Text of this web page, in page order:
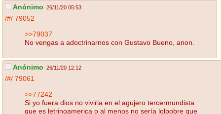
Anónimo 26/11/20 05:53
/#/ 79052
>>79037
No vengas a adoctrinarnos con Gustavo Bueno, anon.
Anónimo 26/11/20 12:12
/#/ 79061
>>77242
Si yo fuera dios no viviria en el agujero tercermundista
que es letrinoamerica o al menos no sería lolpobre que